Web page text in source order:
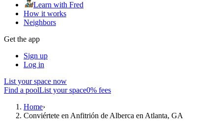
Learn with Fred
How it works
Neighbors
Get the app
Sign up
Log in
List your space now
Find a poolList your space0% fees
Home›
Conviértete en Anfitrión de Alberca en Atlanta, GA